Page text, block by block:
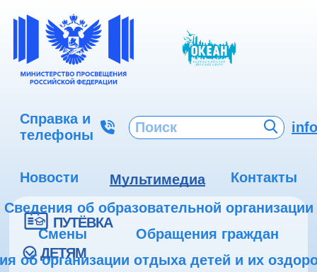
Справка и
телефоны
Новости Мультимедиа
Контакты
Сведения об образовательной организации
Смены
Обращения граждан
об организации отдыха детей и их
ПУТЁВКА
ДЕТЯМ